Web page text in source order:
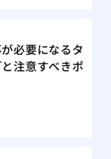
必要になるタ
注意すべきポ